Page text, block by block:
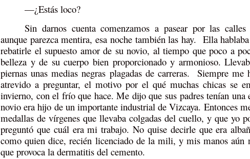
—¿Estás loco?
Sin darnos cuenta comenzamos a pasear por las calles
aunque parezca mentira, esa noche también las hay. Ella
rebatirle el supuesto amor de su novio, al tiempo que poco a
belleza y de su cuerpo bien proporcionado y armonioso.
piernas unas medias negras plagadas de carreras. Siempre
atrevido a preguntar, el motivo por el qué muchas chicas se
invierno, con el frío que hace. Me dijo que sus padres tenían una
novio era hijo de un importante industrial de Vizcaya. Entonces
medallas de vírgenes que llevaba colgadas del cuello, y que yo
preguntó que cuál era mi trabajo. No quise decirle que era
como quien dice, recién licenciado de la mili, y mis manos aún
que provoca la dermatitis del cemento.